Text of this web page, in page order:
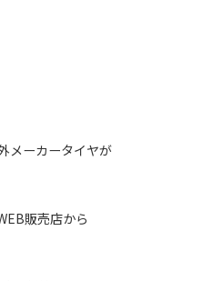
メーカータイヤが
販売店から